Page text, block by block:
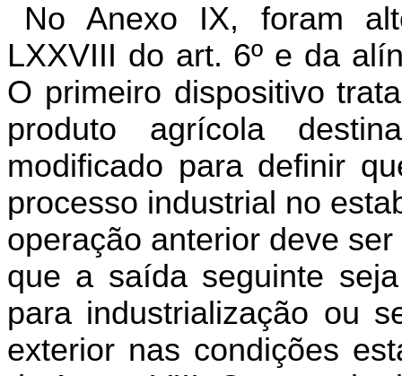
No Anexo IX, foram
LXXVIII do art. 6º e da
O primeiro dispositivo
produto agrícola
modificado para definir
processo industrial no
operação anterior deve
que a saída seguinte
para industrialização ou
exterior nas condições